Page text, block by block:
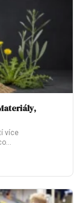
více